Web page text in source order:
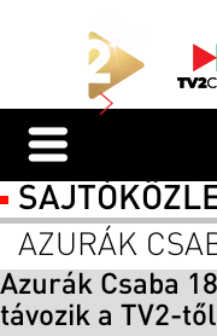
AZURÁK
Azurák Csaba
távozik a TV2-